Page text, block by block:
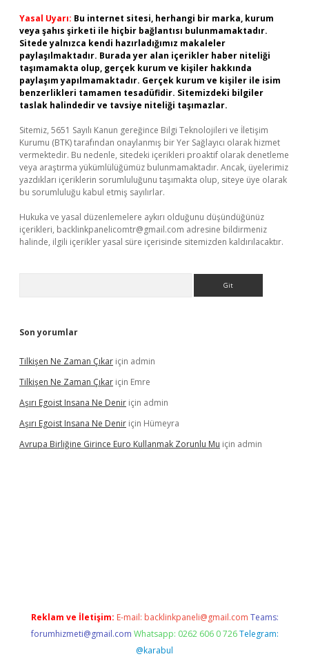
Yasal Uyarı: Bu internet sitesi, herhangi bir marka, kurum
veya şahıs şirketi ile hiçbir bağlantısı bulunmamaktadır.
Sitede yalnızca kendi hazırladığımız makaleler
paylaşılmaktadır. Burada yer alan içerikler haber niteliği
taşımamakta olup, gerçek kurum ve kişiler hakkında
paylaşım yapılmamaktadır. Gerçek kurum ve kişiler ile isim
benzerlikleri tamamen tesadüfidir. Sitemizdeki bilgiler
taslak halindedir ve tavsiye niteliği taşımazlar.
Sitemiz, 5651 Sayılı Kanun gereğince Bilgi Teknolojileri ve İletişim
Kurumu (BTK) tarafından onaylanmış bir Yer Sağlayıcı olarak hizmet
vermektedir. Bu nedenle, sitedeki içerikleri proaktif olarak denetleme
veya araştırma yükümlülüğümüz bulunmamaktadır. Ancak, üyelerimiz
yazdıkları içeriklerin sorumluluğunu taşımakta olup, siteye üye olarak
bu sorumluluğu kabul etmiş sayılırlar.
Hukuka ve yasal düzenlemelere aykırı olduğunu düşündüğünüz
içerikleri, backlinkpanelicomtr@gmail.com adresine bildirmeniz
halinde, ilgili içerikler yasal süre içerisinde sitemizden kaldırılacaktır.
Son yorumlar
Tilkişen Ne Zaman Çıkar için admin
Tilkişen Ne Zaman Çıkar için Emre
Aşırı Egoist Insana Ne Denir için admin
Aşırı Egoist Insana Ne Denir için Hümeyra
Avrupa Birliğine Girince Euro Kullanmak Zorunlu Mu için admin
Reklam ve İletişim: E-mail: backlinkpaneli@gmail.com Teams:
forumhizmeti@gmail.com Whatsapp: 0262 606 0 726 Telegram:
@karabul